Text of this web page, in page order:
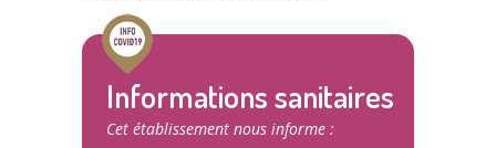
Informations sanitaires
Cet établissement nous informe :